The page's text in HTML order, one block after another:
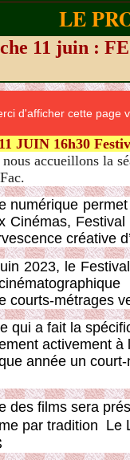
LE
11 juin :
d'afficher cette page
JUIN 16h30
accueillons la
numérique
Cinémas,
créative
2023, le
courts-métrages
qui a fait la
activement
année un
des films sera
par tradition Le